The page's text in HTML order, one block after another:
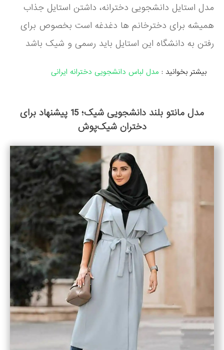
مدل استایل دانشجویی دخترانه، داشتن استایل جذاب
همیشه برای دخترخانم ها دغدغه است بخصوص برای
رفتن به دانشگاه این استایل باید رسمی و شیک باشد
بیشتر بخوانید : مدل لباس دانشجویی دخترانه ایرانی
مدل مانتو بلند دانشجویی شیک؛ 15 پیشنهاد برای
دختران شیک‌پوش